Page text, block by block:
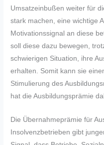
Umsatzeinbußen weiter für
stark machen, eine wichtige
Motivationssignal an diese
soll diese dazu bewegen,
schwierigen Situation, ihre
erhalten. Somit kann sie
Stimulierung des
hat die Ausbildungsprämie
Die Übernahmeprämie für
Insolvenzbetrieben gibt